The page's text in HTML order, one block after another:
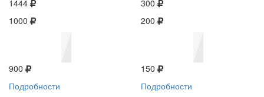
1444
1000
900
Подробности
300
200
150
Подробности